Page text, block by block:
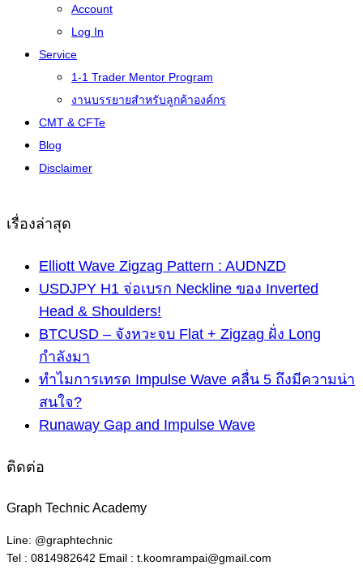
Account
Log In
Service
1-1 Trader Mentor Program
งานบรรยายสำหรับลูกค้าองค์กร
CMT & CFTe
Blog
Disclaimer
เรื่องล่าสุด
Elliott Wave Zigzag Pattern : AUDNZD
USDJPY H1 จ่อเบรก Neckline ของ Inverted
Head & Shoulders!
BTCUSD – จังหวะจบ Flat + Zigzag ฝั่ง Long
กำลังมา
ทำไมการเทรด Impulse Wave คลื่น 5 ถึงมีความน่า
สนใจ?
Runaway Gap and Impulse Wave
ติดต่อ
Graph Technic Academy
Line: @graphtechnic
Tel : 0814982642 Email : t.koomrampai@gmail.com